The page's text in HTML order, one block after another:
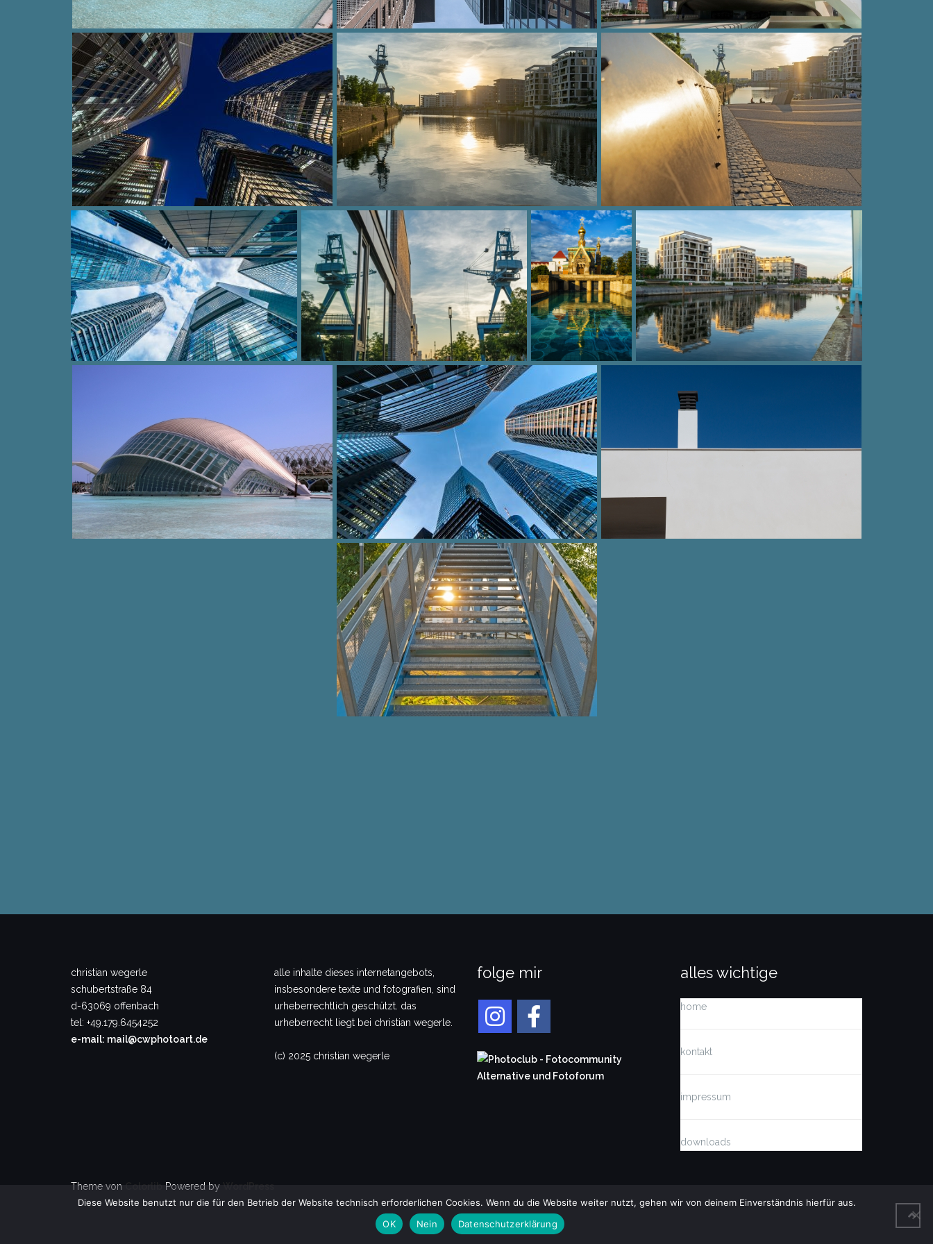
christian wegerle
schubertstraße 84
d-63069 offenbach
tel: +49.179.6454252
e-mail: mail@cwphotoart.de
alle inhalte dieses internetangebots,
insbesondere texte und fotografien, sind
urheberrechtlich geschützt. das
urheberrecht liegt bei christian wegerle.
(c) 2025 christian wegerle
folge mir alles wichtige
home
kontakt
impressum
downloads
Theme von Colorlib Powered by WordPress
Diese Website benutzt nur die für den Betrieb der Website technisch erforderlichen Cookies. Wenn du die Website weiter nutzt, gehen wir von deinem Einverständnis hierfür aus.
OK
Nein Datenschutzerklärung